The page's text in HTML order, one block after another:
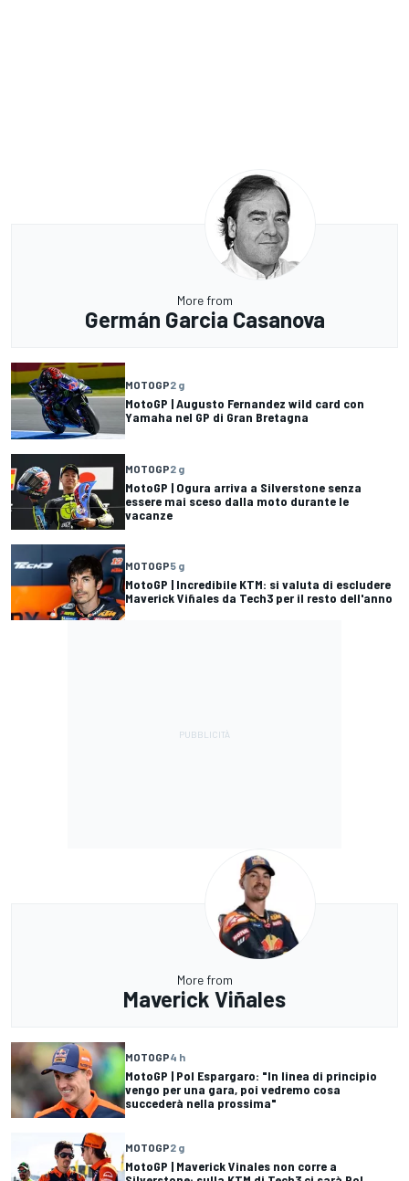
More from
Germán Garcia Casanova
MOTOGP2 g
MotoGP | Augusto Fernandez wild card con
Yamaha nel GP di Gran Bretagna
MOTOGP2 g
MotoGP | Ogura arriva a Silverstone senza
essere mai sceso dalla moto durante le
vacanze
MOTOGP5 g
MotoGP | Incredibile KTM: si valuta di escludere
Maverick Viñales da Tech3 per il resto dell'anno
More from
Maverick Viñales
MOTOGP4 h
MotoGP | Pol Espargaro: "In linea di principio
vengo per una gara, poi vedremo cosa
succederà nella prossima"
MOTOGP2 g
MotoGP | Maverick Vinales non corre a